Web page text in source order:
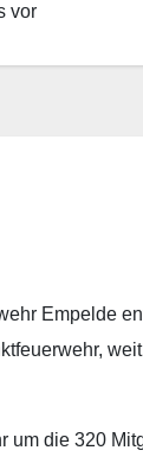
vor
Empelde
um die 320